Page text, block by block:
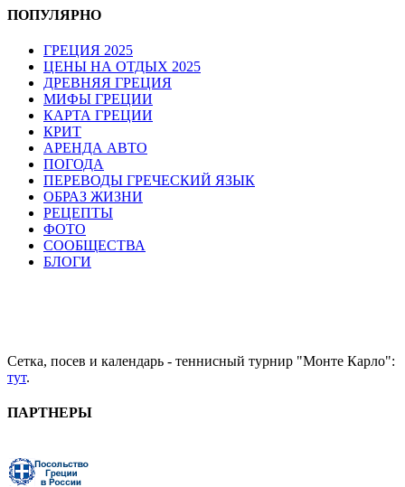
ПОПУЛЯРНО
ГРЕЦИЯ 2025
ЦЕНЫ НА ОТДЫХ 2025
ДРЕВНЯЯ ГРЕЦИЯ
МИФЫ ГРЕЦИИ
КАРТА ГРЕЦИИ
КРИТ
АРЕНДА АВТО
ПОГОДА
ПЕРЕВОДЫ ГРЕЧЕСКИЙ ЯЗЫК
ОБРАЗ ЖИЗНИ
РЕЦЕПТЫ
ФОТО
СООБЩЕСТВА
БЛОГИ
Сетка, посев и календарь - теннисный турнир "Монте Карло":
тут.
ПАРТНЕРЫ